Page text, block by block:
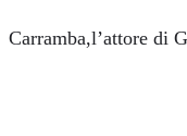
Carramba,l’attore di